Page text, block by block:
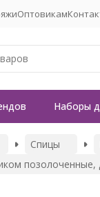
Оптовикам
Наборы
Спицы
позолоченные,